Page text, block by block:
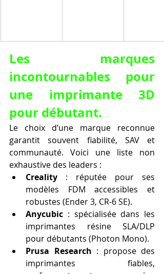
Les marques
incontournables pour
une imprimante 3D
pour débutant.
Le choix d’une marque reconnue
garantit souvent fiabilité, SAV et
communauté. Voici une liste non
exhaustive des leaders :
Creality : réputée pour ses
modèles FDM accessibles et
robustes (Ender 3, CR-6 SE).
Anycubic : spécialisée dans les
imprimantes résine SLA/DLP
pour débutants (Photon Mono).
Prusa Research : propose des
imprimantes fiables,